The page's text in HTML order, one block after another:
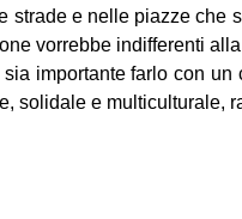
strade e nelle piazze che
vorrebbe indifferenti
importante farlo con
solidale e multiculturale,